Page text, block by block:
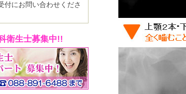
付にお問い合わせくださ
衛生士募集中!!